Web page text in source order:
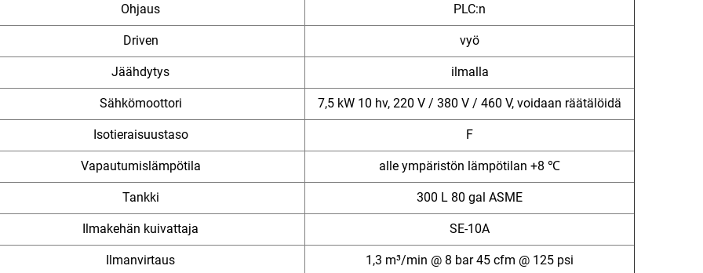
Ohjaus PLC:n
Driven vyö
Jäähdytys ilmalla
Sähkömoottori 7,5 kW 10 hv, 220 V / 380 V / 460 V, voidaan räätälöidä
Isotieraisuustaso F
Vapautumislämpötila alle ympäristön lämpötilan +8 ℃
Tankki 300 L 80 gal ASME
Ilmakehän kuivattaja SE-10A
Ilmanvirtaus 1,3 m³/min @ 8 bar 45 cfm @ 125 psi